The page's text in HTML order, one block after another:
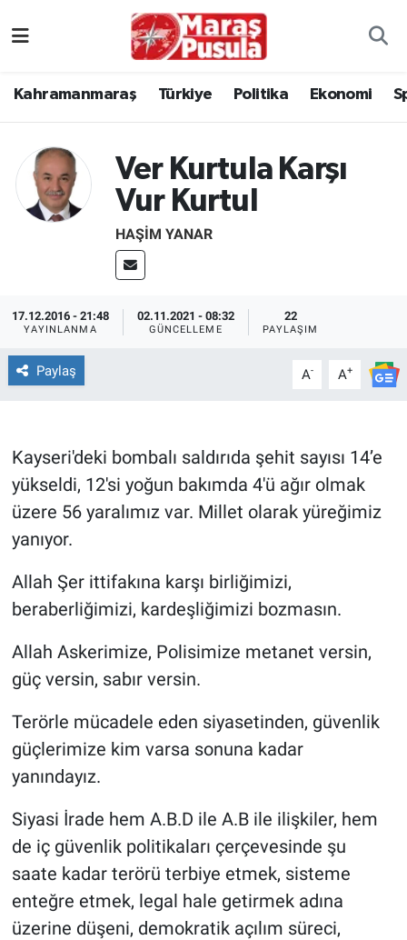
Kahramanmaraş Türkiye Politika Ekonomi
Ver Kurtula Karşı
Vur Kurtul
HAŞIM YANAR
17.12.2016 - 21:48
YAYINLANMA
02.11.2021 - 08:32
GÜNCELLEME
22
PAYLAŞIM
Paylaş A- A+
Kayseri'deki bombalı saldırıda şehit sayısı 14’e
yükseldi, 12'si yoğun bakımda 4'ü ağır olmak
üzere 56 yaralımız var. Millet olarak yüreğimiz
yanıyor.
Allah Şer ittifakına karşı birliğimizi,
beraberliğimizi, kardeşliğimizi bozmasın.
Allah Askerimize, Polisimize metanet versin,
güç versin, sabır versin.
Terörle mücadele eden siyasetinden, güvenlik
güçlerimize kim varsa sonuna kadar
yanındayız.
Siyasi İrade hem A.B.D ile A.B ile ilişkiler, hem
de iç güvenlik politikaları çerçevesinde şu
saate kadar terörü terbiye etmek, sisteme
enteğre etmek, legal hale getirmek adına
üzerine düşeni, demokratik açılım süreci,
Türkiye
Politika
Dünya
İlçeler
MAGAZİN
Bilim, Teknoloji
ASAYİŞ
ÇEVRE
HABERDE İNSAN
EĞİTİM
BİLİM VE TEKNOLOJİ
Güvenlik
İstanbul Namaz Vakitleri
İstanbul Trafik Yoğunluk Haritası
Süper Lig Puan Durumu ve Fikstür